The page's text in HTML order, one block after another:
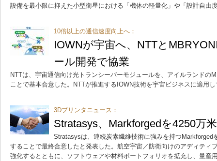
設備を最小限に抑えた小型衛星における「機体の軽量化」や「設計自由
10倍以上の通信速度向上へ：
IOWNが宇宙へ、NTTと
ール開発で協業
NTTは、宇宙通信向け光トランシーバーモジュールを、アイルランドの
ことで基本合意した。NTTが推進するIOWN技術を宇宙ビジネスに適用
3Dプリンタニュース：
Stratasys、Markforgedを4250万
Stratasysは、連続炭素繊維技術に強みを持つMarkforged
することで最終合意したと発表した。航空宇宙／防衛向けのアディティ
強化するとともに、ソフトウェアや材料ポートフォリオを拡充し、量産